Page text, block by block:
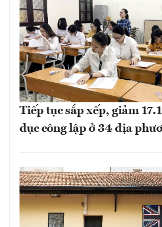
Tiếp tục sắp xếp, giảm
dục công lập ở 34 địa